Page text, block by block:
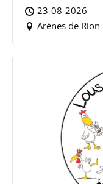
23-08-2026
Arènes de